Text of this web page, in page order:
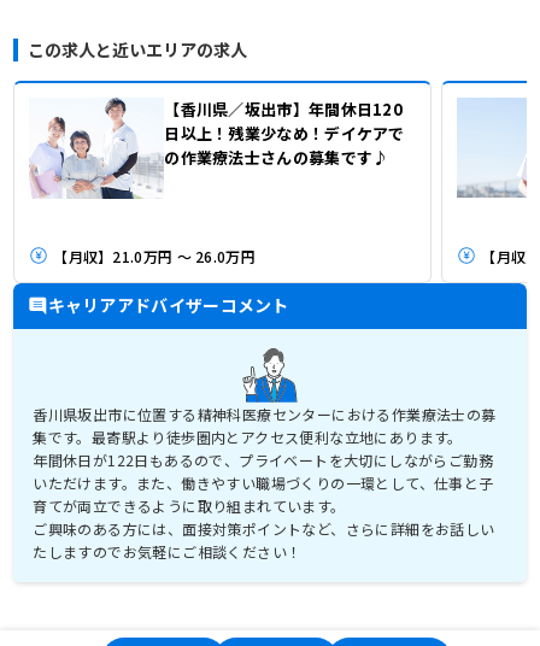
この求人と近いエリアの求人
【香川県／坂出市】年間休日120
日以上！残業少なめ！デイケアで
の作業療法士さんの募集です♪
【月収】21.0万円 ～ 26.0万円 【月収
キャリアアドバイザーコメント
香川県坂出市に位置する精神科医療センターにおける作業療法士の募
集です。最寄駅より徒歩圏内とアクセス便利な立地にあります。
年間休日が122日もあるので、プライベートを大切にしながらご勤務
いただけます。また、働きやすい職場づくりの一環として、仕事と子
育てが両立できるように取り組まれています。
ご興味のある方には、面接対策ポイントなど、さらに詳細をお話しい
たしますのでお気軽にご相談ください！